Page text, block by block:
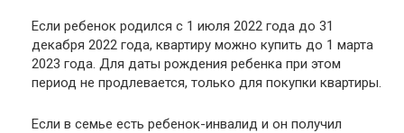
Если ребенок родился с 1 июля 2022 года до 31
декабря 2022 года, квартиру можно купить до 1 марта
2023 года. Для даты рождения ребенка при этом
период не продлевается, только для покупки квартиры.
Если в семье есть ребенок-инвалид и он получил